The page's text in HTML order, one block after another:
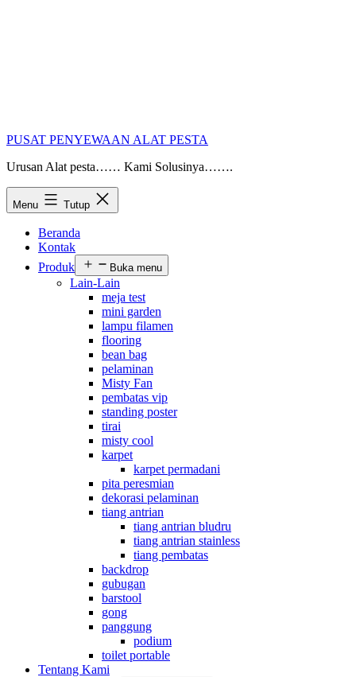
PUSAT PENYEWAAN ALAT PESTA
Urusan Alat pesta…… Kami Solusinya…….
Menu Tutup
Beranda
Kontak
Produk
Buka menu
Lain-Lain
meja test
mini garden
lampu filamen
flooring
bean bag
pelaminan
Misty Fan
pembatas vip
standing poster
tirai
misty cool
karpet
karpet permadani
pita peresmian
dekorasi pelaminan
tiang antrian
tiang antrian bludru
tiang antrian stainless
tiang pembatas
backdrop
gubugan
barstool
gong
panggung
podium
toilet portable
Tentang Kami